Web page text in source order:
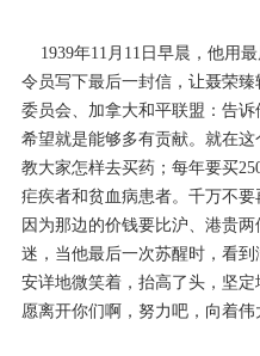
1939年11月11日早晨，他用
令员写下最后一封信，让聂荣
委员会、加拿大和平联盟：告
希望就是能够多有贡献。就在这
教大家怎样去买药；每年要买
疟疾者和贫血病患者。千万不要
因为那边的价钱要比沪、港贵
迷，当他最后一次苏醒时，看到
安详地微笑着，抬高了头，坚
愿离开你们啊，努力吧，向着伟